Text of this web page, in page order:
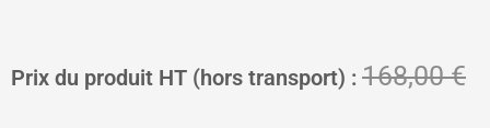
Prix du produit HT (hors transport) : 168,00€
Le